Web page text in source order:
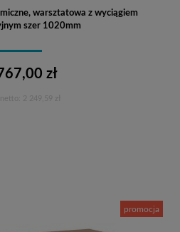
warsztatowa z wyciągiem
szer 1020mm
zł
2 249,59 zł
promocja